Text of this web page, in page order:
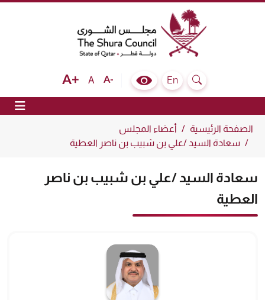
The Shura Council State of Qatar
Search
En
Colour Contrast Selector
Text size bigger
AText size normal
Text size smaller
الصفحة الرئيسية
أعضاء المجلس
سعادة السيد /علي بن شبيب بن ناصر العطية
سعادة السيد /علي بن شبيب بن ناصر
العطية